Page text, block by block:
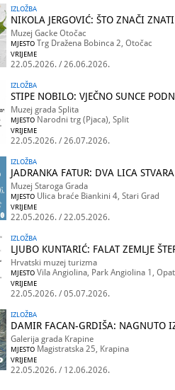
IZLOŽBA
NIKOLA JERGOVIĆ: ŠTO ZNAČI
Muzej Gacke Otočac
MJESTO Trg Dražena Bobinca 2, Otočac
VRIJEME
22.05.2026. / 26.06.2026.
IZLOŽBA
STIPE NOBILO: VJEČNO SUNCE
Muzej grada Splita
MJESTO Narodni trg (Pjaca), Split
VRIJEME
22.05.2026. / 26.07.2026.
IZLOŽBA
JADRANKA FATUR: DVA LICA
Muzej Staroga Grada
MJESTO Ulica braće Biankini 4, Stari Grad
VRIJEME
22.05.2026. / 22.05.2026.
IZLOŽBA
LJUBO KUNTARIĆ: FALAT ZEMLJE
Hrvatski muzej turizma
MJESTO Vila Angiolina, Park Angiolina 1,
VRIJEME
22.05.2026. / 05.07.2026.
IZLOŽBA
DAMIR FACAN-GRDIŠA: NAGNUTO
Galerija grada Krapine
MJESTO Magistratska 25, Krapina
VRIJEME
22.05.2026. / 12.06.2026.